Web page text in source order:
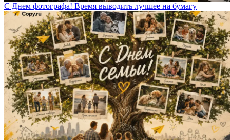
С Днем фотографа! Время выводить лучшее на бумагу